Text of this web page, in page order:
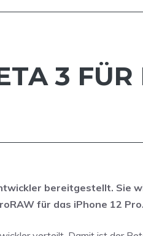
3
bereitgestellt. Sie
für das iPhone 12 Pro.